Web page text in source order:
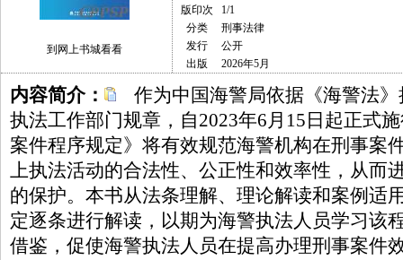
到网上书城看看
版印次
1/1
分类
刑事法律
发行
公开
出版
2026年5月
内容简介：
作为中国海警局依据《海警法
执法工作部门规章，自2023年6月15日起正式
案件程序规定》将有效规范海警机构在刑事案
上执法活动的合法性、公正性和效率性，从而
的保护。本书从法条理解、理论解读和案例适
定逐条进行解读，以期为海警执法人员学习该
借鉴，促使海警执法人员在提高办理刑事案件